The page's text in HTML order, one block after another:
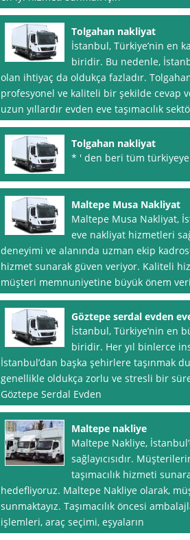
Tolgahan nakliyat
İstanbul, Türkiye’nin en
biridir. Bu nedenle,
olan ihtiyaç da oldukça fazladır.
profesyonel ve kaliteli bir şekilde cevap
uzun yıllardır evden eve taşımacılık
Tolgahan nakliyat
* ′ den beri tüm
Maltepe Musa Nakliyat
Maltepe Musa Nakliyat,
eve nakliyat hizmetleri
deneyimi ve alanında uzman ekip
hizmet sunarak güven veriyor. Kaliteli
müşteri memnuniyetine büyük önem
Göztepe serdal evden
İstanbul, Türkiye’nin en
biridir. Her yıl binlerce
İstanbul’dan başka şehirlere taşınmak
genellikle oldukça zorlu ve stresli bir
Göztepe Serdal Evden
Maltepe nakliye
Maltepe Nakliye,
sağlayıcısıdır.
taşımacılık hizmeti
hedefliyoruz. Maltepe Nakliye olarak,
sunmaktayız. Taşımacılık öncesi
işlemleri, araç seçimi, eşyaların